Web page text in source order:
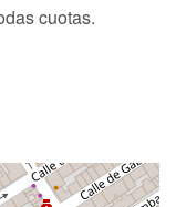
cuotas.